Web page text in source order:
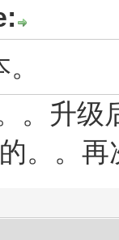
。升级
。。再